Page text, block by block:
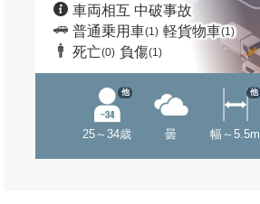
車両相互 中破事故
普通乗用車(1) 軽貨物車(1)
死亡(0) 負傷(1)
25～34歳
他
曇 幅～5.5m
他